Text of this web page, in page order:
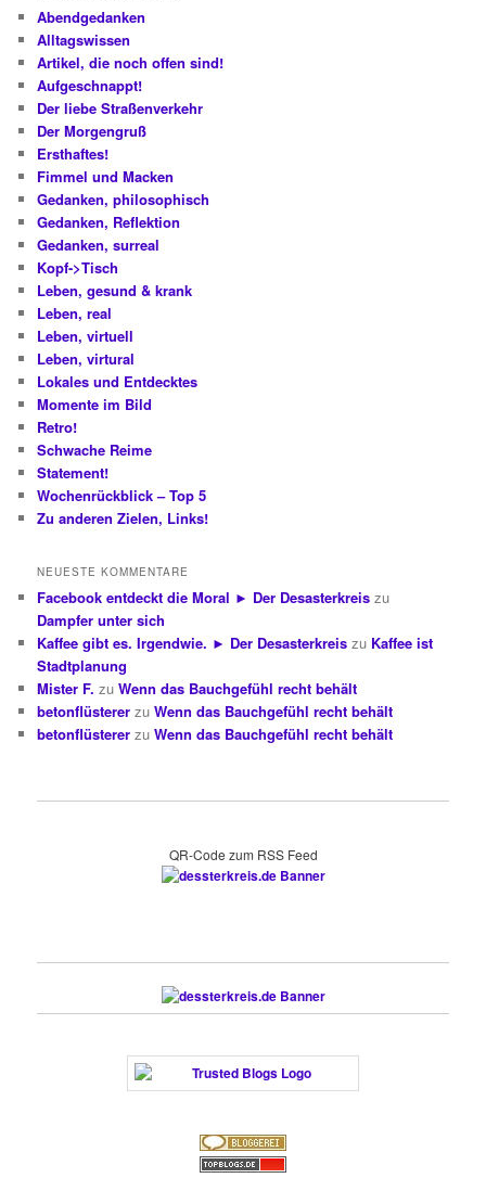
Abendgedanken
Alltagswissen
Artikel, die noch offen sind!
Aufgeschnappt!
Der liebe Straßenverkehr
Der Morgengruß
Ersthaftes!
Fimmel und Macken
Gedanken, philosophisch
Gedanken, Reflektion
Gedanken, surreal
Kopf->Tisch
Leben, gesund & krank
Leben, real
Leben, virtuell
Leben, virtural
Lokales und Entdecktes
Momente im Bild
Retro!
Schwache Reime
Statement!
Wochenrückblick – Top 5
Zu anderen Zielen, Links!
NEUESTE KOMMENTARE
Facebook entdeckt die Moral ► Der Desasterkreis zu
Dampfer unter sich
Kaffee gibt es. Irgendwie. ► Der Desasterkreis zu Kaffee ist
Stadtplanung
Mister F. zuWenn das Bauchgefühl recht behält
betonflüsterer zuWenn das Bauchgefühl recht behält
betonflüsterer zuWenn das Bauchgefühl recht behält
QR-Code zum RSS Feed